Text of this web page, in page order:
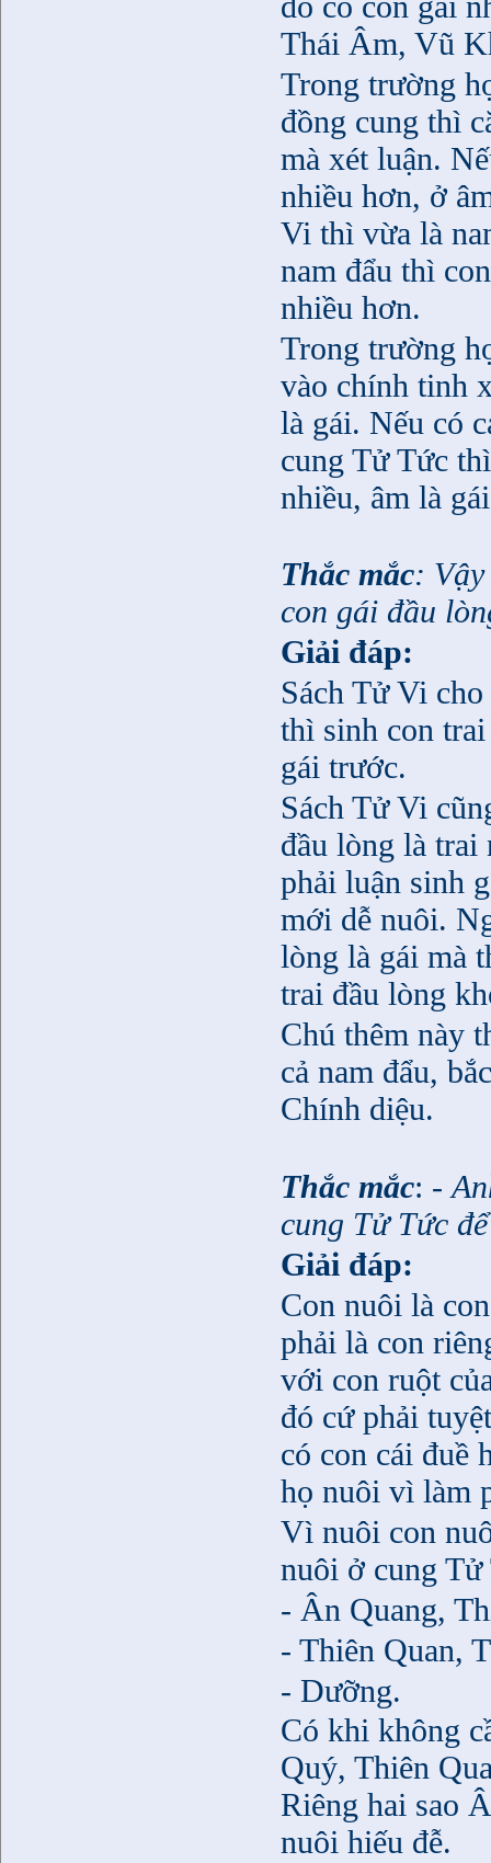
Thái Âm, Vũ
Trong trường
đồng cung thì
mà xét luận.
nhiều hơn, ở
Vi thì vừa là
nam đẩu thì
nhiều hơn.
Trong trường
vào chính tinh
là gái. Nếu có
cung Tử Tức
nhiều, âm là
Thắc mắc:
con gái đầu
Giải đáp:
Sách Tử Vi
thì sinh con
gái trước.
Sách Tử Vi
đầu lòng là trai
phải luận sinh
mới dễ nuôi.
lòng là gái mà
trai đầu lòng
Chú thêm này
cả nam đẩu,
Chính diệu.
Thắc mắc: -
cung Tử Tức
Giải đáp:
Con nuôi là
phải là con
với con ruột
đó cứ phải
có con cái đuề
họ nuôi vì làm
Vì nuôi con
nuôi ở cung Tử
- Ân Quang,
- Thiên Quan,
- Dưỡng.
Có khi không
Quý, Thiên
Riêng hai sao
nuôi hiếu đễ.